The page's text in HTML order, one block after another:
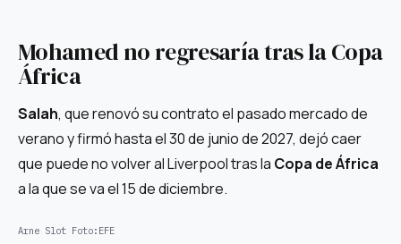
Mohamed no regresaría tras la Copa
África
Salah, que renovó su contrato el pasado mercado de
verano y firmó hasta el 30 de junio de 2027, dejó caer
que puede no volver al Liverpool tras la Copa de África
a la que se va el 15 de diciembre.
Arne Slot Foto: EFE